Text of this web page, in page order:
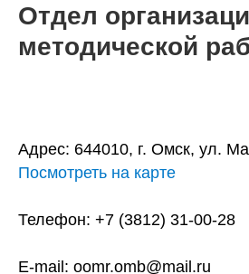
Отдел
методической
Адрес: 644010, г. Омск, ул.
Посмотреть на карте
Телефон: +7 (3812) 31-00-28
E-mail: oomr.omb@mail.ru